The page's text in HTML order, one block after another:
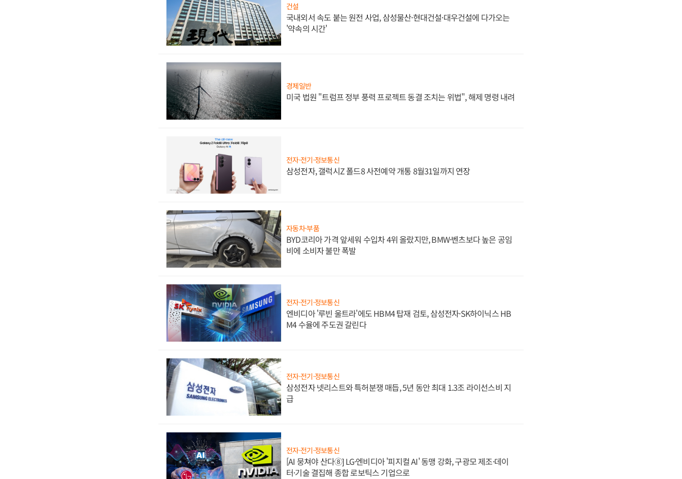
건설
국내외서 속도 붙는 원전 사업, 삼성물산·현대건설·대우건설에 다가오는
'약속의 시간'
경제일반
미국 법원 "트럼프 정부 풍력 프로젝트 동결 조치는 위법", 해제 명령 내려
전자·전기·정보통신
삼성전자, 갤럭시Z 폴드8 사전예약 개통 8월31일까지 연장
자동차·부품
BYD코리아 가격 앞세워 수입차 4위 올랐지만, BMW·벤츠보다 높은 공임
비에 소비자 불만 폭발
전자·전기·정보통신
엔비디아 '루빈 울트라'에도 HBM4 탑재 검토, 삼성전자·SK하이닉스 HB
M4 수율에 주도권 갈린다
전자·전기·정보통신
삼성전자 넷리스트와 특허분쟁 매듭, 5년 동안 최대 1.3조 라이선스비 지
급
전자·전기·정보통신
[AI 뭉쳐야 산다⑧] LG·엔비디아 '피지컬 AI' 동맹 강화, 구광모 제조·데이
터·기술 결집해 종합 로보틱스 기업으로